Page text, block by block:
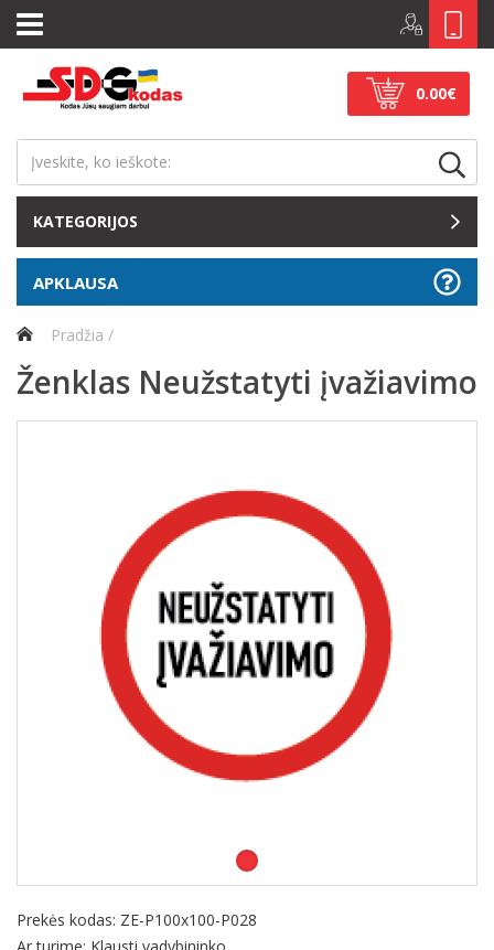
0.00€
KATEGORIJOS
APKLAUSA
Pradžia
Ženklas Neužstatyti įvažiavimo
Prekės kodas: ZE-P100x100-P028